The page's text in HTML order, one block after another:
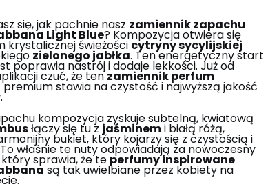
się, jak pachnie nasz zamiennik zapachu
Light Blue? Kompozycja otwiera się
krystalicznej świeżości cytryny sycylijskiej
zielonego jabłka. Ten energetyczny start
poprawia nastrój i dodaje lekkości. Już od
czuć, że tenzamiennik perfum
premium stawia na czystość i najwyższą jakość
kompozycja zyskuje subtelną, kwiatową
łączy się tu z jaśminemi białą różą,
bukiet, który kojarzy się z czystością i
właśnie te nuty odpowiadają za nowoczesny
sprawia, że te perfumy inspirowane
są tak uwielbiane przez kobiety na